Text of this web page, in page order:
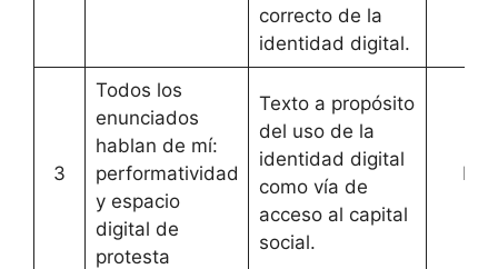
correcto de la
identidad digital.
3
Todos los
enunciados
hablan de mí:
performatividad
y espacio
digital de
protesta
Texto a propósito
del uso de la
identidad digital
como vía de
acceso al capital
social.